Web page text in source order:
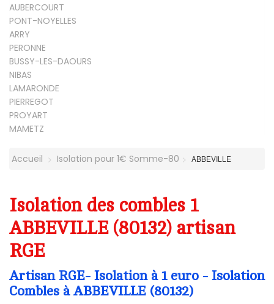
AUBERCOURT
PONT-NOYELLES
ARRY
PERONNE
BUSSY-LES-DAOURS
NIBAS
LAMARONDE
PIERREGOT
PROYART
MAMETZ
Accueil Isolation pour 1€ Somme-80 ABBEVILLE
Isolation des combles 1
ABBEVILLE (80132) artisan
RGE
Artisan RGE- Isolation à 1 euro - Isolation
Combles à ABBEVILLE (80132)